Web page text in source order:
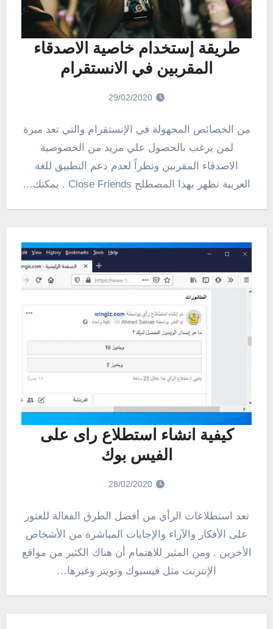
طريقة إستخدام خاصية الاصدقاء
المقربين في الانستقرام
29/02/2020
من الخصائص المجهولة في الإنستقرام والتي تعد ميزة
لمن يرغب بالحصول علي مزيد من الخصوصية
الاصدقاء المقربين ونظراً لعدم دعم التطبيق للغة
العربية تظهر بهذا المصطلح Close Friends . يمكنك…
كيفية انشاء استطلاع راى على
الفيس بوك
28/02/2020
تعد استطلاعات الرأي من أفضل الطرق الفعالة للعثور
على الأفكار والآراء والإجابات المباشرة من الأشخاص
الأخرين . ومن المثير للاهتمام أن هناك الكثير من مواقع
الإنترنت مثل فيسبوك وتويتر وغيرها…